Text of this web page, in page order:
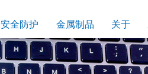
安全防护 金属制品 关于